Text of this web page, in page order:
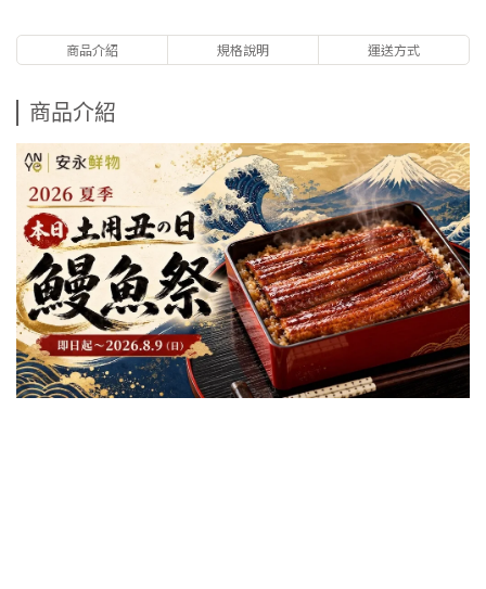
商品介紹 規格說明 運送方式
商品介紹